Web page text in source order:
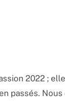
2022 ;
passés.